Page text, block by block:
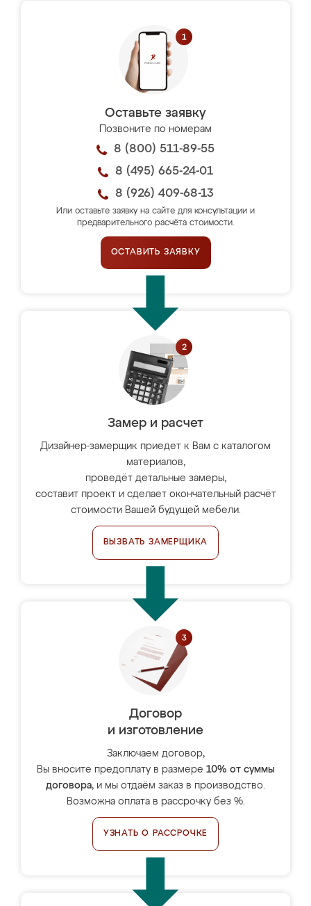
Оставьте заявку
Позвоните по номерам
8 (800) 511-89-55
8 (495) 665-24-01
8 (926) 409-68-13
Или оставьте заявку на сайте для консультации и
предварительного расчёта стоимости.
ОСТАВИТЬ ЗАЯВКУ
Замер и расчет
Дизайнер-замерщик приедет к Вам с каталогом
материалов,
проведёт детальные замеры,
составит проект и сделает окончательный расчёт
стоимости Вашей будущей мебели.
ВЫЗВАТЬ ЗАМЕРЩИКА
Договор
и изготовление
Заключаем договор,
Вы вносите предоплату в размере 10% от суммы
договора, и мы отдаём заказ в производство.
Возможна оплата в рассрочку без %.
УЗНАТЬ О РАССРОЧКЕ